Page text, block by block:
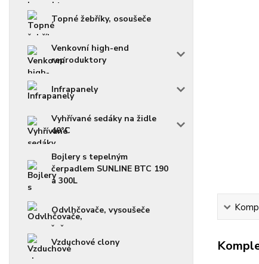
Topné žebříky, osoušeče
Venkovní high-end
reproduktory
Infrapanely
Vyhřívané sedáky na židle
40°C
Bojlery s tepelným
čerpadlem SUNLINE BTC 190
a 300L
Odvlhčovače, vysoušeče
Vzduchové clony